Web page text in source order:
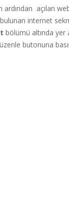
ardından açılan
internet
bölümü altında yer
butonuna